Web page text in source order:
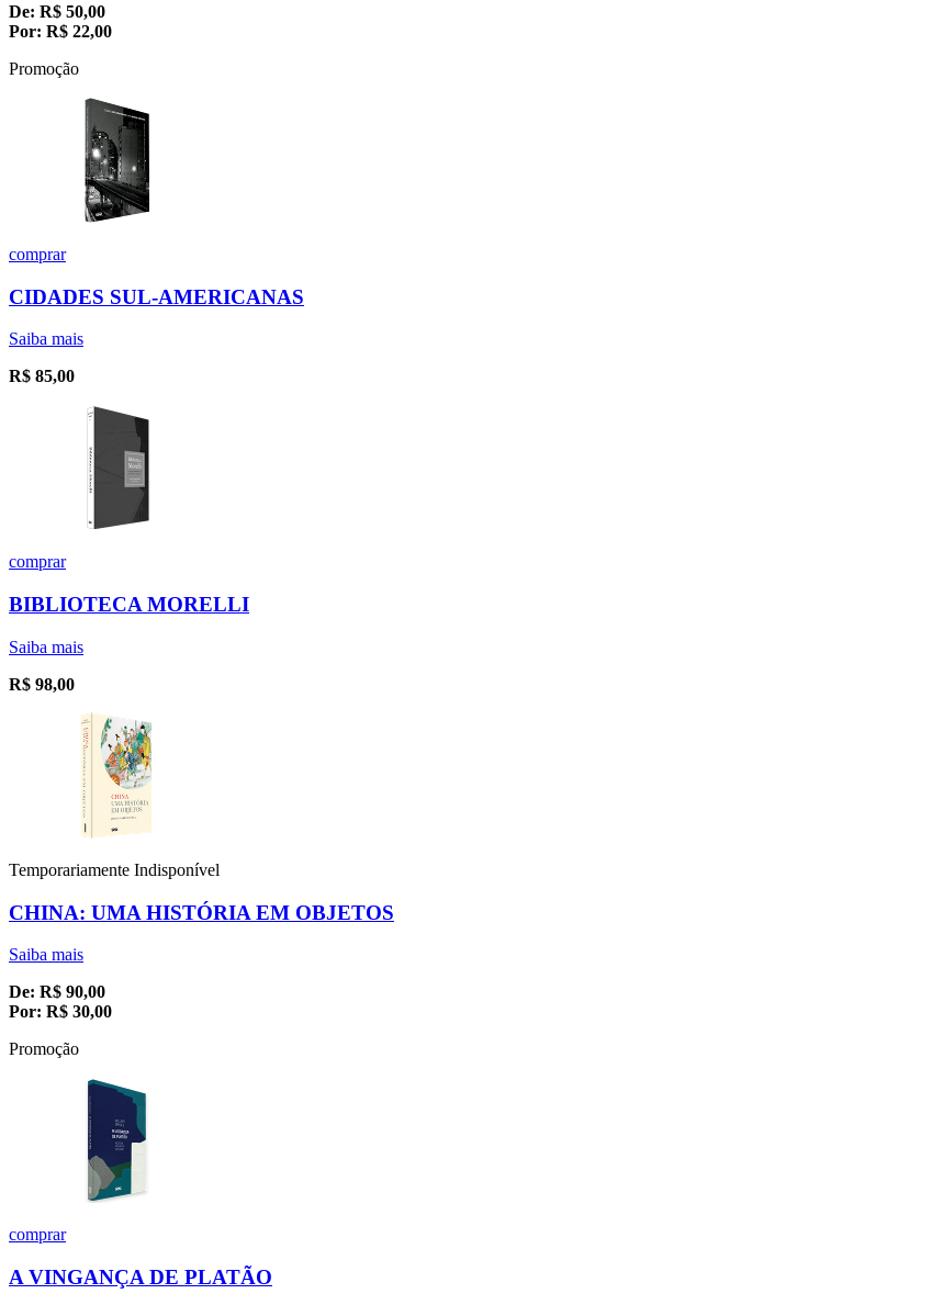
De: R$ 50,00
Por: R$ 22,00
Promoção
comprar
CIDADES SUL-AMERICANAS
Saiba mais
R$ 85,00
comprar
BIBLIOTECA MORELLI
Saiba mais
R$ 98,00
Temporariamente Indisponível
CHINA: UMA HISTÓRIA EM OBJETOS
Saiba mais
De: R$ 90,00
Por: R$ 30,00
Promoção
comprar
A VINGANÇA DE PLATÃO